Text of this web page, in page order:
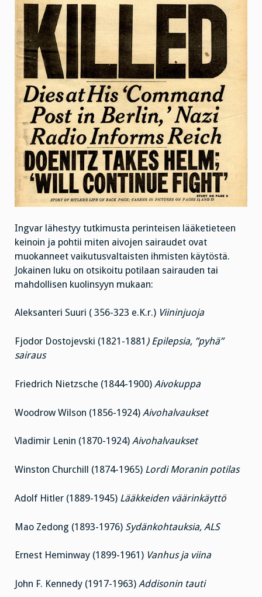
Ingvar lähestyy tutkimusta perinteisen lääketieteen
keinoin ja pohtii miten aivojen sairaudet ovat
muokanneet vaikutusvaltaisten ihmisten käytöstä.
Jokainen luku on otsikoitu potilaan sairauden tai
mahdollisen kuolinsyyn mukaan:
Aleksanteri Suuri ( 356-323 e.K.r.) Viininjuoja
Fjodor Dostojevski (1821-1881 ) Epilepsia, ”pyhä”
sairaus
Friedrich Nietzsche (1844-1900) Aivokuppa
Woodrow Wilson (1856-1924) Aivohalvaukset
Vladimir Lenin (1870-1924) Aivohalvaukset
Winston Churchill (1874-1965) Lordi Moranin potilas
Adolf Hitler (1889-1945) Lääkkeiden väärinkäyttö
Mao Zedong (1893-1976) Sydänkohtauksia, ALS
Ernest Heminway (1899-1961) Vanhus ja viina
John F. Kennedy (1917-1963) Addisonin tauti